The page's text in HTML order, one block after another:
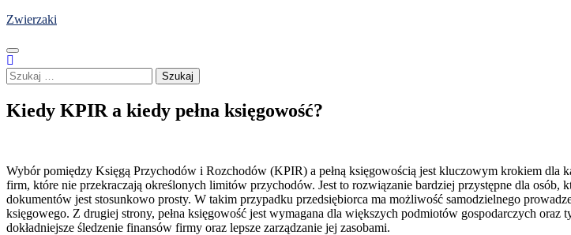
Skip
content
Zwierzaki
Szukaj:
Kiedy KPIR a kiedy pełna księgowość?
Wybór pomiędzy Księgą Przychodów i Rozchodów (KPIR) a pełną księgowością jest kluczowym krokiem dla
firm, które nie przekraczają określonych limitów przychodów. Jest to rozwiązanie bardziej przystępne dla osób,
dokumentów jest stosunkowo prosty. W takim przypadku przedsiębiorca ma możliwość samodzielnego
księgowego. Z drugiej strony, pełna księgowość jest wymagana dla większych podmiotów gospodarczych
dokładniejsze śledzenie finansów firmy oraz lepsze zarządzanie jej zasobami.